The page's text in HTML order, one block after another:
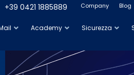
+39 0421 1885889 Company Blog
Academy Sicurezza